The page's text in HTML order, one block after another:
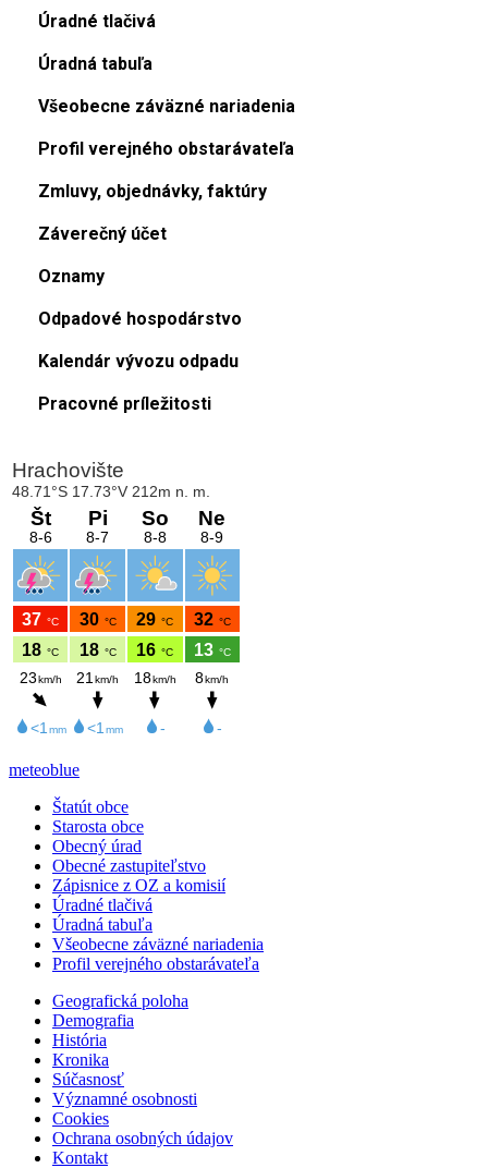
Úradné tlačivá
Úradná tabuľa
Všeobecne záväzné nariadenia
Profil verejného obstarávateľa
Zmluvy, objednávky, faktúry
Záverečný účet
Oznamy
Odpadové hospodárstvo
Kalendár vývozu odpadu
Pracovné príležitosti
meteoblue
Štatút obce
Starosta obce
Obecný úrad
Obecné zastupiteľstvo
Zápisnice z OZ a komisií
Úradné tlačivá
Úradná tabuľa
Všeobecne záväzné nariadenia
Profil verejného obstarávateľa
Geografická poloha
Demografia
História
Kronika
Súčasnosť
Významné osobnosti
Cookies
Ochrana osobných údajov
Kontakt